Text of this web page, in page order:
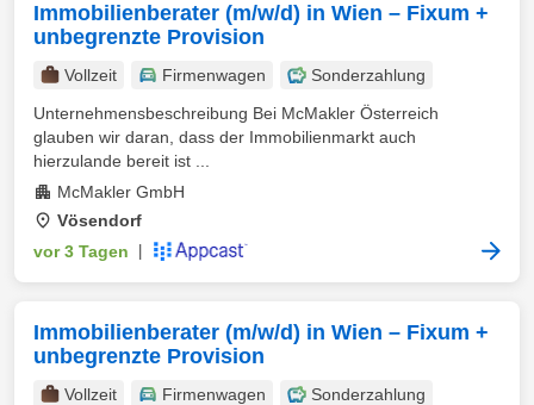
Immobilienberater (m/w/d) in Wien – Fixum +
unbegrenzte Provision
Vollzeit Firmenwagen
Sonderzahlung
Unternehmensbeschreibung Bei McMakler Österreich
glauben wir daran, dass der Immobilienmarkt auch
hierzulande bereit ist ...
McMakler GmbH
Vösendorf
vor 3 Tagen
Immobilienberater (m/w/d) in Wien – Fixum +
unbegrenzte Provision
Vollzeit Firmenwagen
Sonderzahlung